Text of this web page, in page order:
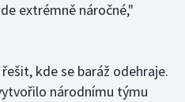
extrémně náročné,"
kde se baráž odehraje.
národnímu týmu